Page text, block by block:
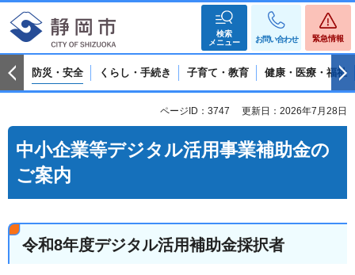
検索
メニュー
お問い合わせ 緊急情報
防災・安全 くらし・手続き 子育て・教育 健康・医療・福祉
ページID：3747 更新日：2026年7月28日
中小企業等デジタル活用事業補助金の
ご案内
令和8年度デジタル活用補助金採択者